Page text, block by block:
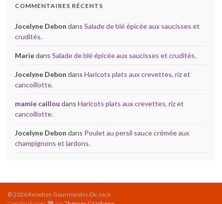
COMMENTAIRES RÉCENTS
Jocelyne Debon dans Salade de blé épicée aux saucisses et
crudités.
Mariedans Salade de blé épicée aux saucisses et crudités.
Jocelyne Debon dans Haricots plats aux crevettes, riz et
cancoillotte.
mamie caillou dans Haricots plats aux crevettes, riz et
cancoillotte.
Jocelyne Debon dans Poulet au persil sauce crémée aux
champignons et lardons.
© 2026 Recettes Gourmandes De Joce.